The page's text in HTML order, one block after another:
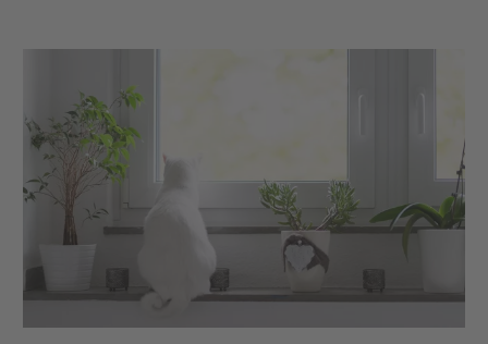
Tableau mural CEWE exclusif avec cristaux
Nos nouveautés